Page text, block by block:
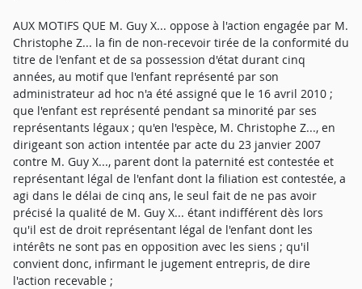
AUX MOTIFS QUE M. Guy X... oppose à l'action engagée par M.
Christophe Z... la fin de non-recevoir tirée de la conformité du
titre de l'enfant et de sa possession d'état durant cinq
années, au motif que l'enfant représenté par son
administrateur ad hoc n'a été assigné que le 16 avril 2010 ;
que l'enfant est représenté pendant sa minorité par ses
représentants légaux ; qu'en l'espèce, M. Christophe Z..., en
dirigeant son action intentée par acte du 23 janvier 2007
contre M. Guy X..., parent dont la paternité est contestée et
représentant légal de l'enfant dont la filiation est contestée, a
agi dans le délai de cinq ans, le seul fait de ne pas avoir
précisé la qualité de M. Guy X... étant indifférent dès lors
qu'il est de droit représentant légal de l'enfant dont les
intérêts ne sont pas en opposition avec les siens ; qu'il
convient donc, infirmant le jugement entrepris, de dire
l'action recevable ;